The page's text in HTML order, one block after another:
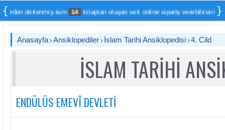
tam 14 kitaptan oluşan seti online sipariş verebilirsiniz
Anasayfa Ansiklopediler İslam Tarihi Ansiklopedisi 4. Cild
İSLAM TARİHİ
ENDÜLÜS EMEVÎ DEVLETİ